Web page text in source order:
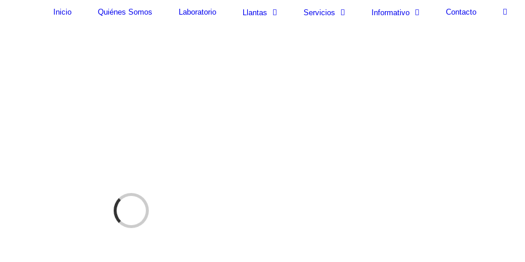
Inicio Quiénes Somos Laboratorio Llantas Servicios Informativo Contacto
Cargando...